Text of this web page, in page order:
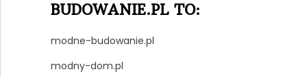
BUDOWANIE.PL TO:
modne-budowanie.pl
modny-dom.pl